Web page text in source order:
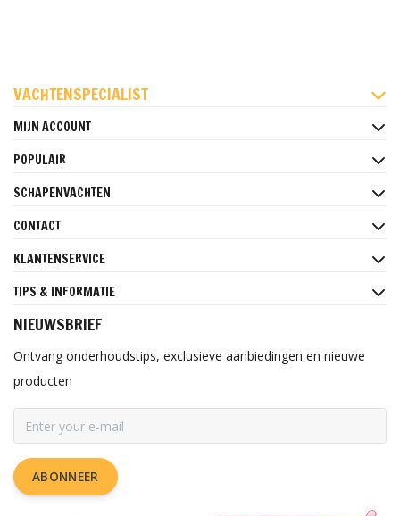
VACHTENSPECIALIST
MIJN ACCOUNT
POPULAIR
SCHAPENVACHTEN
CONTACT
KLANTENSERVICE
TIPS & INFORMATIE
NIEUWSBRIEF
Ontvang onderhoudstips, exclusieve aanbiedingen en nieuwe
producten
ABONNEER